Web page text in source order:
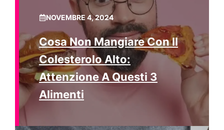
NOVEMBRE 4, 2024
Cosa Non Mangiare Con Il
Colesterolo Alto:
Attenzione A Questi 3
Alimenti